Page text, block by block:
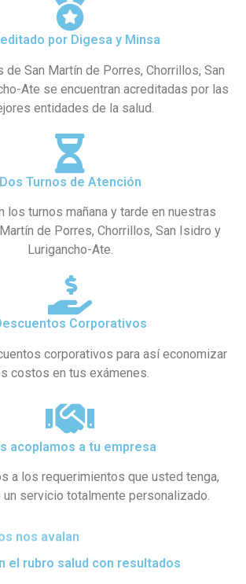
por Digesa y Minsa
San Martín de Porres, Chorrillos, San
Ate se encuentran acreditadas por las
entidades de la salud.
Dos Turnos de Atención
los turnos mañana y tarde en nuestras
de Porres, Chorrillos, San Isidro y
Lurigancho-Ate.
Corporativos
corporativos para así economizar
costos en tus exámenes.
acoplamos a tu empresa
a los requerimientos que usted tenga,
servicio totalmente personalizado.
nos avalan
el rubro salud con resultados